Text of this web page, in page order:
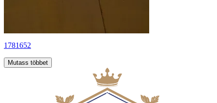
1781652
Mutass többet